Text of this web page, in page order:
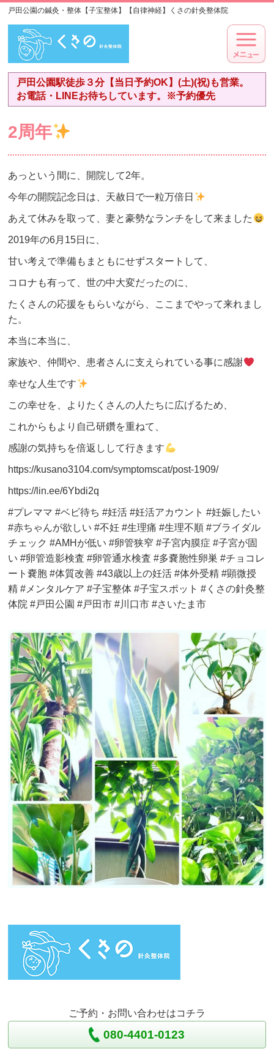
戸田公園の鍼灸・整体【子宝整体】【自律神経】くさの針灸整体院
戸田公園駅徒歩３分【当日予約OK】(土)(祝)も営業。
お電話・LINEお待ちしています。※予約優先
2周年
あっという間に、開院して2年。
今年の開院記念日は、天赦日で一粒万倍日
あえて休みを取って、妻と豪勢なランチをして来ました
2019年の6月15日に、
甘い考えで準備もまともにせずスタートして、
コロナも有って、世の中大変だったのに、
たくさんの応援をもらいながら、ここまでやって来れまし
た。
本当に本当に、
家族や、仲間や、患者さんに支えられている事に感謝
幸せな人生です
この幸せを、よりたくさんの人たちに広げるため、
これからもより自己研鑽を重ねて、
感謝の気持ちを倍返しして行きます
https://kusano3104.com/symptomscat/post-1909/
https://lin.ee/6Ybdi2q
#プレママ #ベビ待ち #妊活 #妊活アカウント #妊娠したい
#赤ちゃんが欲しい #不妊 #生理痛 #生理不順 #ブライダル
チェック #AMHが低い #卵管狭窄 #子宮内膜症 #子宮が固
い #卵管造影検査 #卵管通水検査 #多嚢胞性卵巣 #チョコレ
ート嚢胞 #体質改善 #43歳以上の妊活 #体外受精 #顕微授
精 #メンタルケア #子宝整体 #子宝スポット #くさの針灸整
体院 #戸田公園 #戸田市 #川口市 #さいたま市
ご予約・お問い合わせはコチラ
080-4401-0123